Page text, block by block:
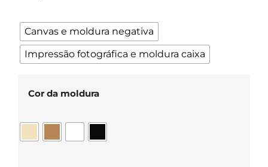
Canvas e moldura negativa
Impressão fotográfica e moldura caixa
Cor da moldura